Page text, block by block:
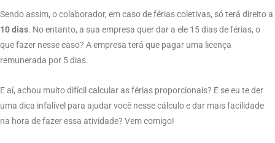
Sendo assim, o colaborador, em caso de férias coletivas, só terá direito a
10 dias. No entanto, a sua empresa quer dar a ele 15 dias de férias, o
que fazer nesse caso? A empresa terá que pagar uma licença
remunerada por 5 dias.
E aí, achou muito difícil calcular as férias proporcionais? E se eu te der
uma dica infalível para ajudar você nesse cálculo e dar mais facilidade
na hora de fazer essa atividade? Vem comigo!